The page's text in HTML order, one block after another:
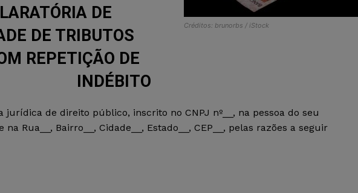
Créditos: brunorbs / iStock
DE
DE TRIBUTOS
REPETIÇÃO DE
INDÉBITO
jurídica de direito público, inscrito no CNPJ nº__, na pessoa do seu
Rua__, Bairro__, Cidade__, Estado__, CEP__, pelas razões a seguir